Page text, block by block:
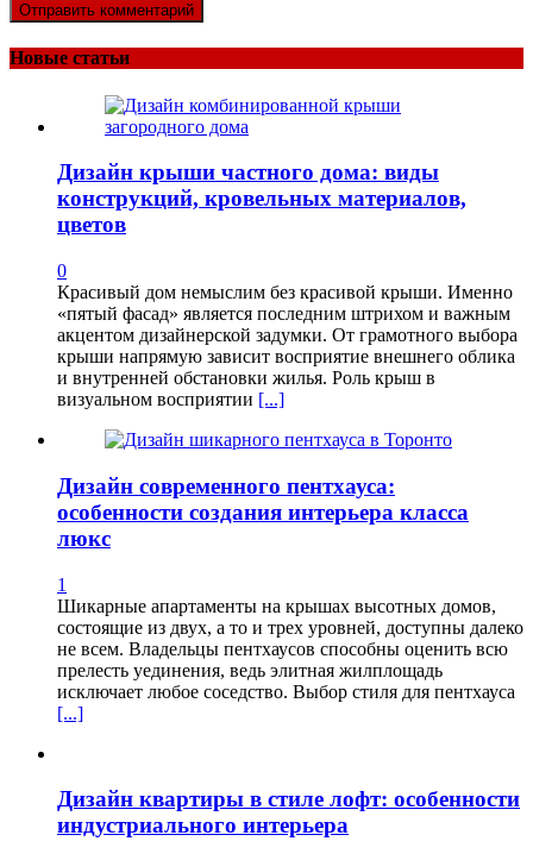
Новые статьи
Дизайн крыши частного дома: виды
конструкций, кровельных материалов,
цветов
0
Красивый дом немыслим без красивой крыши. Именно
«пятый фасад» является последним штрихом и важным
акцентом дизайнерской задумки. От грамотного выбора
крыши напрямую зависит восприятие внешнего облика
и внутренней обстановки жилья. Роль крыш в
визуальном восприятии [...]
Дизайн современного пентхауса:
особенности создания интерьера класса
люкс
1
Шикарные апартаменты на крышах высотных домов,
состоящие из двух, а то и трех уровней, доступны далеко
не всем. Владельцы пентхаусов способны оценить всю
прелесть уединения, ведь элитная жилплощадь
исключает любое соседство. Выбор стиля для пентхауса
[...]
Дизайн квартиры в стиле лофт: особенности
индустриального интерьера